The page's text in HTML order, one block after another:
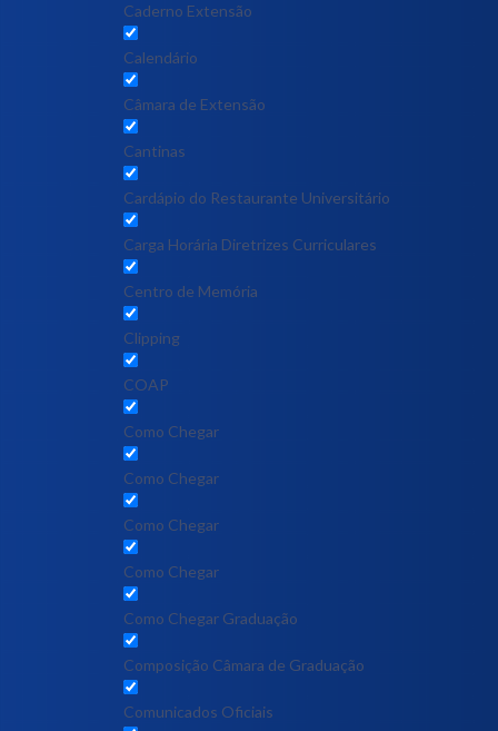
Caderno Extensão
Calendário
Câmara de Extensão
Cantinas
Cardápio do Restaurante Universitário
Carga Horária Diretrizes Curriculares
Centro de Memória
Clipping
COAP
Como Chegar
Como Chegar
Como Chegar
Como Chegar
Como Chegar Graduação
Composição Câmara de Graduação
Comunicados Oficiais